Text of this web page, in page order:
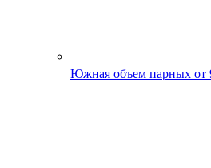
Южная объем парных от